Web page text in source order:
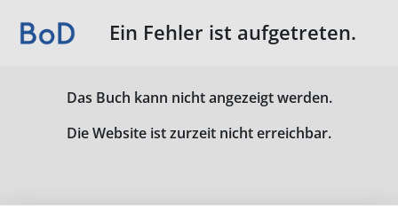
Ein Fehler ist aufgetreten.
Das Buch kann nicht angezeigt werden.
Die Website ist zurzeit nicht erreichbar.